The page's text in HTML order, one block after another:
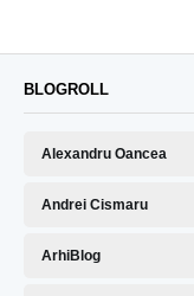
BLOGROLL
Alexandru Oancea
Andrei Cismaru
ArhiBlog